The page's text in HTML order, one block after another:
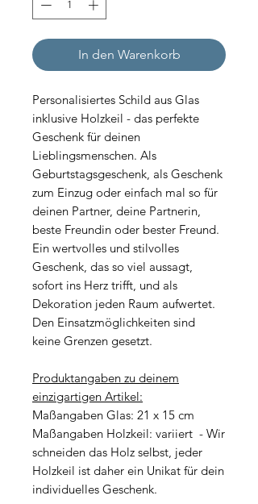
In den Warenkorb
Personalisiertes Schild aus Glas
inklusive Holzkeil - das perfekte
Geschenk für deinen
Lieblingsmenschen. Als
Geburtstagsgeschenk, als Geschenk
zum Einzug oder einfach mal so für
deinen Partner, deine Partnerin,
beste Freundin oder bester Freund.
Ein wertvolles und stilvolles
Geschenk, das so viel aussagt,
sofort ins Herz trifft, und als
Dekoration jeden Raum aufwertet.
Den Einsatzmöglichkeiten sind
keine Grenzen gesetzt.
Produktangaben zu deinem
einzigartigen Artikel:
Maßangaben Glas: 21 x 15 cm
Maßangaben Holzkeil: variiert - Wir
schneiden das Holz selbst, jeder
Holzkeil ist daher ein Unikat für dein
individuelles Geschenk.